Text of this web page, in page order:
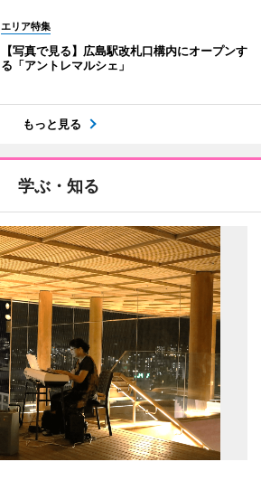
エリア特集
【写真で見る】広島駅改札口構内にオープンす
る「アントレマルシェ」
もっと見る
学ぶ・知る